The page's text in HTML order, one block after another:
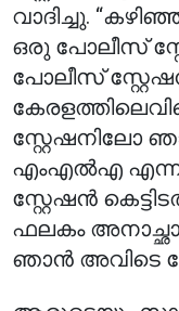
വാദിച്ചു.
ഒരു പോലീസ്
പോലീസ്
സ്റ്റേഷനിലോ
എംഎൽഎ എന്ന
സ്റ്റേഷൻ
ഫലകം
ഞാൻ അവിടെ